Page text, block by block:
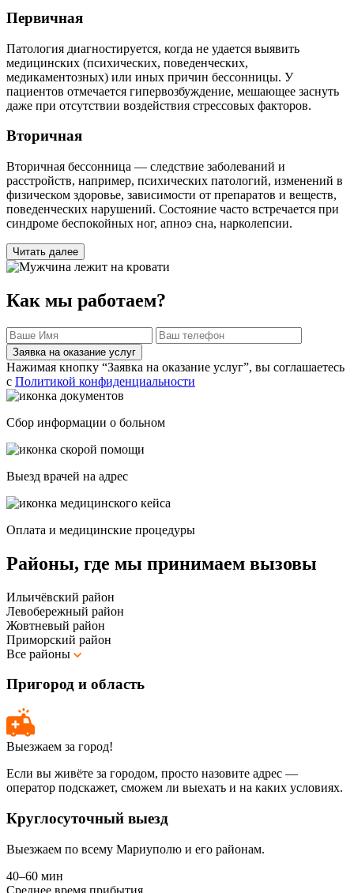
Первичная
Патология диагностируется, когда не удается выявить
медицинских (психических, поведенческих,
медикаментозных) или иных причин бессонницы. У
пациентов отмечается гипервозбуждение, мешающее заснуть
даже при отсутствии воздействия стрессовых факторов.
Вторичная
Вторичная бессонница — следствие заболеваний и
расстройств, например, психических патологий, изменений в
физическом здоровье, зависимости от препаратов и веществ,
поведенческих нарушений. Состояние часто встречается при
синдроме беспокойных ног, апноэ сна, нарколепсии.
Читать далее
Как мы работаем?
Заявка на оказание услуг
Нажимая кнопку “Заявка на оказание услуг”, вы соглашаетесь
с Политикой конфиденциальности
Сбор информации о больном
Выезд врачей на адрес
Оплата и медицинские процедуры
Районы, где мы принимаем вызовы
Ильичёвский район
Левобережный район
Жовтневый район
Приморский район
Все районы
Пригород и область
Выезжаем за город!
Если вы живёте за городом, просто назовите адрес —
оператор подскажет, сможем ли выехать и на каких условиях.
Круглосуточный выезд
Выезжаем по всему Мариуполю и его районам.
40–60 мин
Среднее время прибытия